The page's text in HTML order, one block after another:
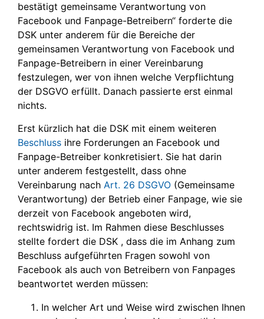
bestätigt gemeinsame Verantwortung von
Facebook und Fanpage-Betreibern“ forderte die
DSK unter anderem für die Bereiche der
gemeinsamen Verantwortung von Facebook und
Fanpage-Betreibern in einer Vereinbarung
festzulegen, wer von ihnen welche Verpflichtung
der DSGVO erfüllt. Danach passierte erst einmal
nichts.
Erst kürzlich hat die DSK mit einem weiteren
Beschluss ihre Forderungen an Facebook und
Fanpage-Betreiber konkretisiert. Sie hat darin
unter anderem festgestellt, dass ohne
Vereinbarung nach Art. 26 DSGVO (Gemeinsame
Verantwortung) der Betrieb einer Fanpage, wie sie
derzeit von Facebook angeboten wird,
rechtswidrig ist. Im Rahmen diese Beschlusses
stellte fordert die DSK , dass die im Anhang zum
Beschluss aufgeführten Fragen sowohl von
Facebook als auch von Betreibern von Fanpages
beantwortet werden müssen:
In welcher Art und Weise wird zwischen Ihnen